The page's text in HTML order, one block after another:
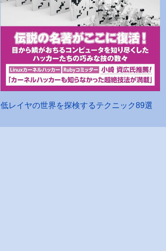
低レイヤの世界を探検するテクニック89選